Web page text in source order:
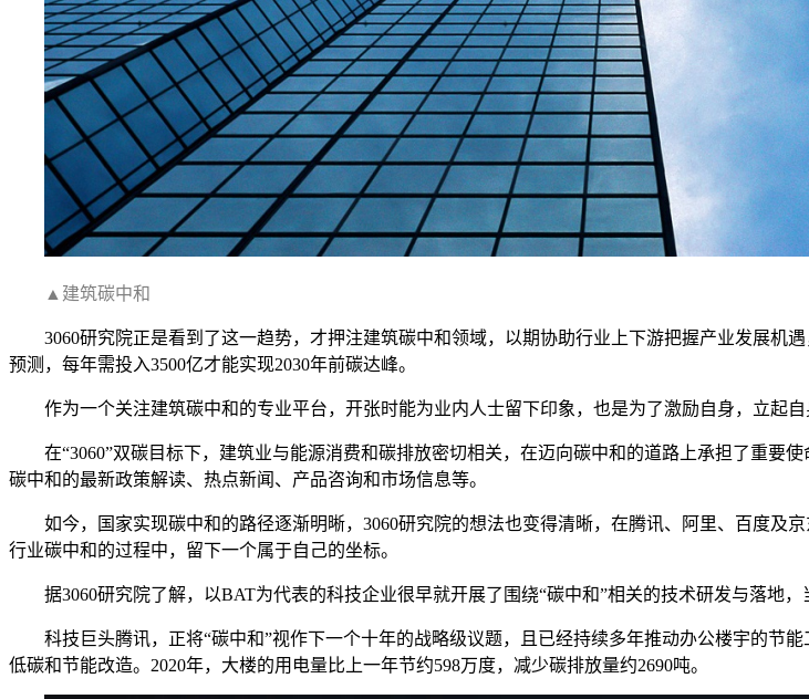
▲建筑碳中和
3060研究院正是看到了这一趋势，才押注建筑碳中和领域，以期协助行业上下游把握产业发展
预测，每年需投入3500亿才能实现2030年前碳达峰。
作为一个关注建筑碳中和的专业平台，开张时能为业内人士留下印象，也是为了激励自身，立起
在“3060”双碳目标下，建筑业与能源消费和碳排放密切相关，在迈向碳中和的道路上承担了重要
碳中和的最新政策解读、热点新闻、产品咨询和市场信息等。
如今，国家实现碳中和的路径逐渐明晰，3060研究院的想法也变得清晰，在腾讯、阿里、百度及
行业碳中和的过程中，留下一个属于自己的坐标。
据3060研究院了解，以BAT为代表的科技企业很早就开展了围绕“碳中和”相关的技术研发与落地
科技巨头腾讯，正将“碳中和”视作下一个十年的战略级议题，且已经持续多年推动办公楼宇的节
低碳和节能改造。2020年，大楼的用电量比上一年节约598万度，减少碳排放量约2690吨。